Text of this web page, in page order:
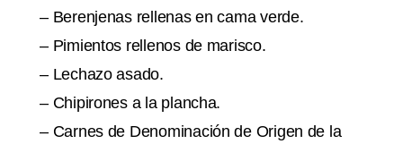
– Berenjenas rellenas en cama verde.
– Pimientos rellenos de marisco.
– Lechazo asado.
– Chipirones a la plancha.
– Carnes de Denominación de Origen de la